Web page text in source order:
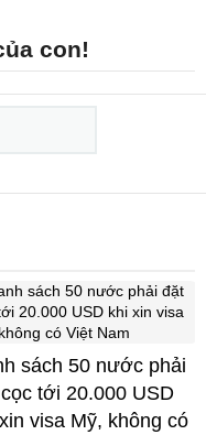
con!
sách 50 nước phải
tới 20.000 USD
visa Mỹ, không có